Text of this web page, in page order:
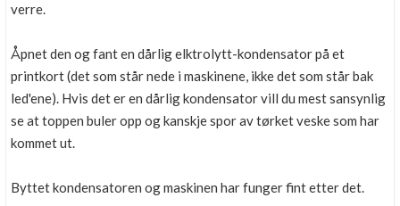
verre.
Åpnet den og fant en dårlig elktrolytt-kondensator på et
printkort (det som står nede i maskinene, ikke det som står bak
led'ene). Hvis det er en dårlig kondensator vill du mest sansynlig
se at toppen buler opp og kanskje spor av tørket veske som har
kommet ut.
Byttet kondensatoren og maskinen har funger fint etter det.